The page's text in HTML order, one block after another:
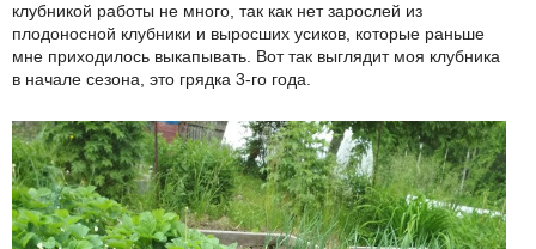
клубникой работы не много, так как нет зарослей из
плодоносной клубники и выросших усиков, которые раньше
мне приходилось выкапывать. Вот так выглядит моя клубника
в начале сезона, это грядка 3-го года.